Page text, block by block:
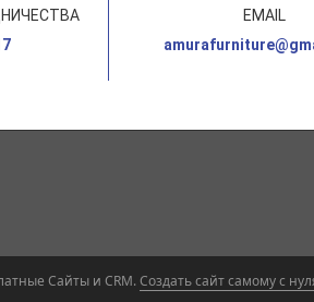
EMAIL
Сайты и CRM.Создать сайт самому с